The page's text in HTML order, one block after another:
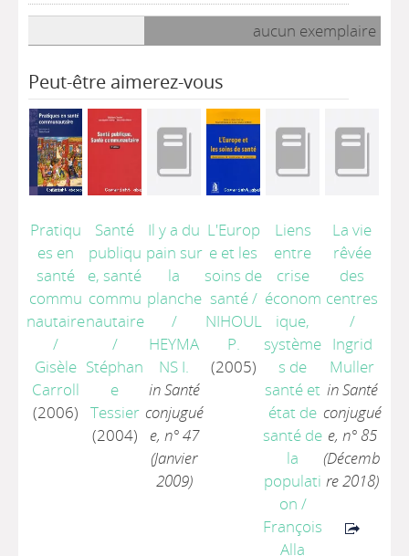
aucun exemplaire
Peut-être aimerez-vous
Pratiqu
es en
santé
commu
nautaire
/
Gisèle
Carroll
(2006)
Santé
publiqu
e, santé
commu
nautaire
/
Stéphan
e
Tessier
(2004)
Il y a du
pain sur
la
planche
/
HEYMA
NS I.
in Santé
conjugué
e, n° 47
(Janvier
2009)
L'Europ
e et les
soins de
santé/
NIHOUL
P.
(2005)
Liens
entre
crise
économ
ique,
système
s de
santé et
état de
santé de
la
populati
on /
François
Alla
La vie
rêvée
des
centres
/
Ingrid
Muller
in Santé
conjugué
e, n° 85
(Décemb
re 2018)